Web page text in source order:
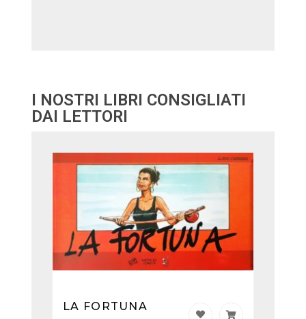
I NOSTRI LIBRI CONSIGLIATI
DAI LETTORI
LA FORTUNA